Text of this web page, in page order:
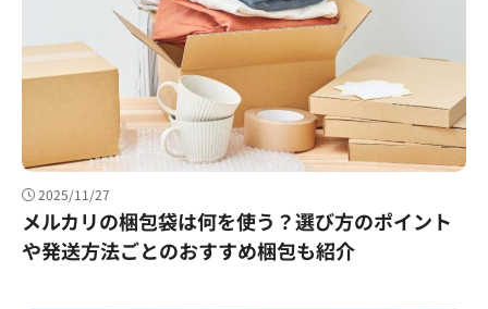
2025/11/27
メルカリの梱包袋は何を使う？選び方のポイント
や発送方法ごとのおすすめ梱包も紹介